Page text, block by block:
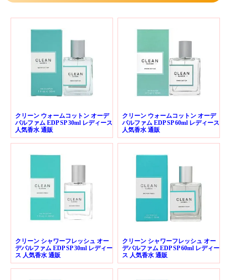
クリーン ウォームコットン オーデ
パルファム EDP SP 30ml レディース
人気香水 通販
クリーン ウォームコットン オーデ
パルファム EDP SP 60ml レディース
人気香水 通販
クリーン シャワーフレッシュ オー
デパルファム EDP SP 30ml レディー
ス 人気香水 通販
クリーン シャワーフレッシュ オー
デパルファム EDP SP 60ml レディー
ス 人気香水 通販